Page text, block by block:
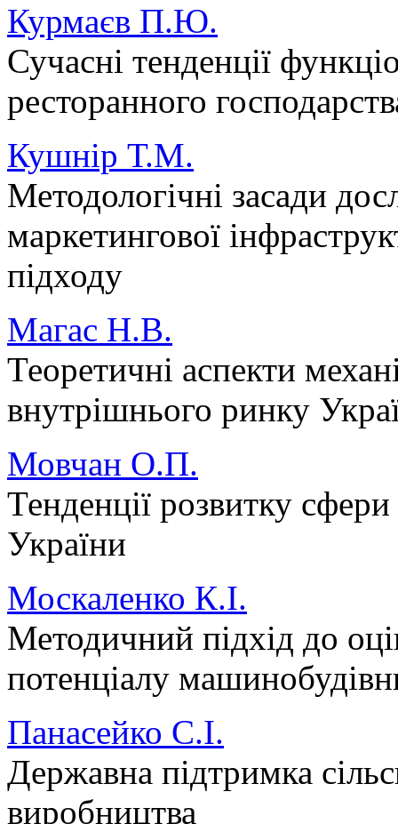
Курмаєв П.Ю.
Сучасні тенденції
ресторанного
Кушнір Т.М.
Методологічні засади
маркетингової
підходу
Магас Н.В.
Теоретичні аспекти
внутрішнього ринку
Мовчан О.П.
Тенденції розвитку сфери
України
Москаленко К.І.
Методичний підхід до
потенціалу
Панасейко С.І.
Державна підтримка
виробництва